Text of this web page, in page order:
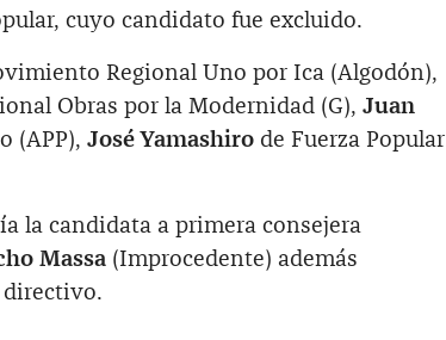
cuyo candidato fue excluido.
Regional Uno por Ica (Algodón),
Obras por la Modernidad (G), Juan
(APP), José Yamashiro de Fuerza Popular
la candidata a primera consejera
Massa (Improcedente) además
directivo.